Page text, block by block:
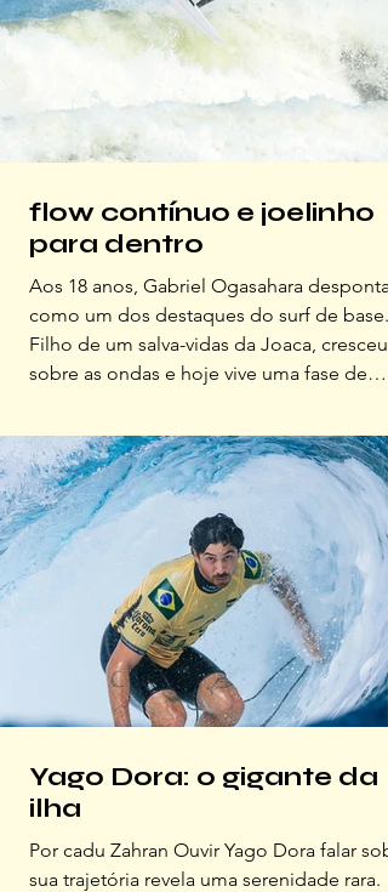
de alcance internacional, sempre
investigando os limites do corpo e da m
flow contínuo e joelinho
para dentro
Aos 18 anos, Gabriel Ogasahara desponta
como um dos destaques do surf de base.
Filho de um salva-vidas da Joaca, cresceu
sobre as ondas e hoje vive uma fase de
abdicando, com tranquilidade meditativa,
de muitas coisas da adolescência para
onde mais ama: no mar. Floripa
de perto e deposita suas fichas nesse
talento CONTA SOBRE COMO É CRESCER
EM FLORIANÓPOLIS, COM O MAR COMO
QUINTAL E UM PAI SALVA-VIDAS? O
trabalho do meu pai me
Yago Dora: o gigante da
ilha
Por cadu Zahran Ouvir Yago Dora falar
sua trajetória revela uma serenidade rara.